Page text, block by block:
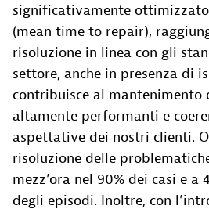
significativamente
(mean time to repair),
risoluzione in linea con gli
settore, anche in presenza di
contribuisce al
altamente performanti e
aspettative dei nostri clienti.
risoluzione delle
mezz’ora nel 90% dei casi e
degli episodi. Inoltre, con